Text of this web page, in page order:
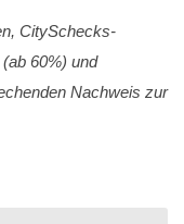
CitySchecks-
60%) und
Nachweis zur